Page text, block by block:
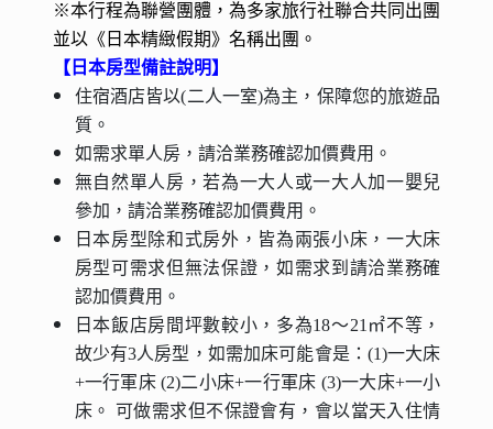
※本行程為聯營團體，為多家旅行社聯合共同出團
並以《日本精緻假期》名稱出團。
【日本房型備註說明】
住宿酒店皆以(二人一室)為主，保障您的旅遊品
質。
如需求單人房，請洽業務確認加價費用。
無自然單人房，若為一大人或一大人加一嬰兒
參加，請洽業務確認加價費用。
日本房型除和式房外，皆為兩張小床，一大床
房型可需求但無法保證，如需求到請洽業務確
認加價費用。
日本飯店房間坪數較小，多為18～21㎡不等，
故少有3人房型，如需加床可能會是：(1)一大床
+一行軍床 (2)二小床+一行軍床 (3)一大床+一小
床。 可做需求但不保證會有，會以當天入住情